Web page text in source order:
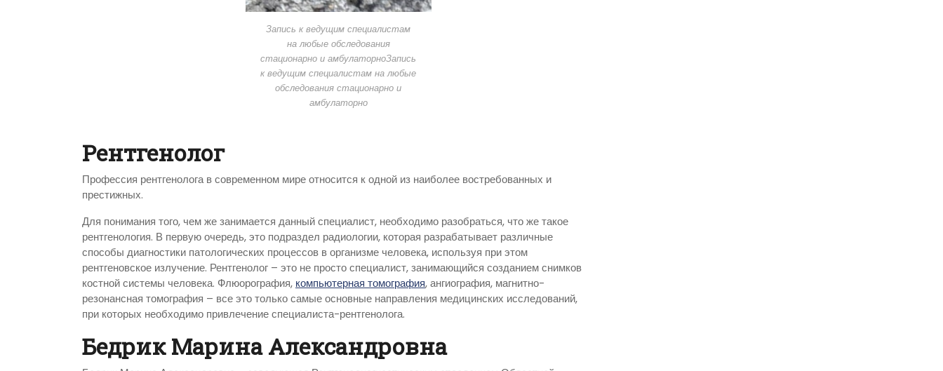
Запись к ведущим специалистам
на любые обследования
стационарно и амбулаторноЗапись
к ведущим специалистам на любые
обследования стационарно и
амбулаторно
Рентгенолог
Профессия рентгенолога в современном мире относится к одной из наиболее востребованных и
престижных.
Для понимания того, чем же занимается данный специалист, необходимо разобраться, что же такое
рентгенология. В первую очередь, это подраздел радиологии, которая разрабатывает различные
способы диагностики патологических процессов в организме человека, используя при этом
рентгеновское излучение. Рентгенолог – это не просто специалист, занимающийся созданием снимков
костной системы человека. Флюорография, компьютерная томография, ангиография, магнитно-
резонансная томография – все это только самые основные направления медицинских исследований,
при которых необходимо привлечение специалиста-рентгенолога.
Бедрик Марина Александровна